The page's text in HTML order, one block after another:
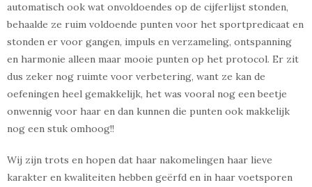
automatisch ook wat onvoldoendes op de cijferlijst stonden,
behaalde ze ruim voldoende punten voor het sportpredicaat en
stonden er voor gangen, impuls en verzameling, ontspanning
en harmonie alleen maar mooie punten op het protocol. Er zit
dus zeker nog ruimte voor verbetering, want ze kan de
oefeningen heel gemakkelijk, het was vooral nog een beetje
onwennig voor haar en dan kunnen die punten ook makkelijk
nog een stuk omhoog!!
Wij zijn trots en hopen dat haar nakomelingen haar lieve
karakter en kwaliteiten hebben geërfd en in haar voetsporen